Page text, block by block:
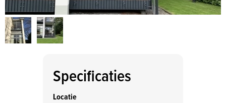
Specificaties
Locatie